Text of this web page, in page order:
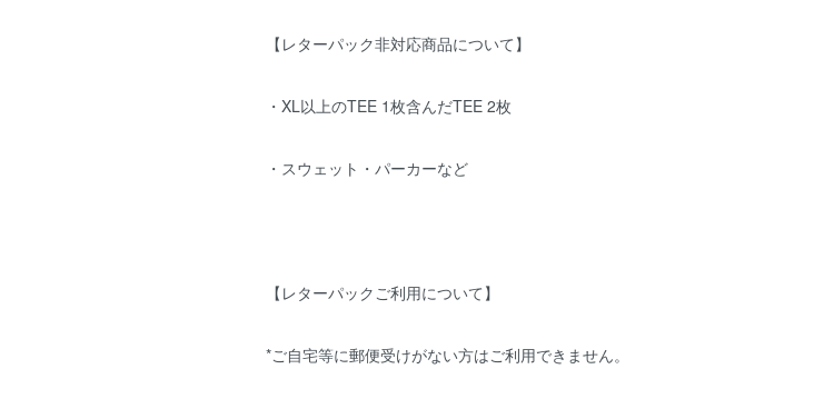
【レターパック非対応商品について】
・XL以上のTEE 1枚含んだTEE 2枚
・スウェット・パーカーなど
【レターパックご利用について】
*ご自宅等に郵便受けがない方はご利用できません。